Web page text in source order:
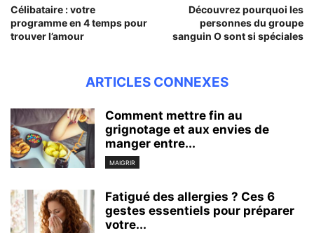
Célibataire : votre
programme en 4 temps pour
trouver l’amour
Découvrez pourquoi les
personnes du groupe
sanguin O sont si spéciales
ARTICLES CONNEXES
Comment mettre fin au
grignotage et aux envies de
manger entre...
MAIGRIR
Fatigué des allergies ? Ces 6
gestes essentiels pour préparer
votre...